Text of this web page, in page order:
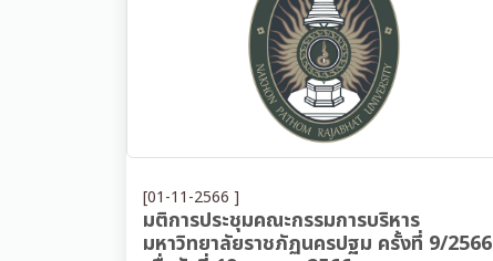
[01-11-2566 ]
มติการประชุมคณะกรรมการบริหาร
มหาวิทยาลัยราชภัฏนครปฐม ครั้งที่ 9/2566